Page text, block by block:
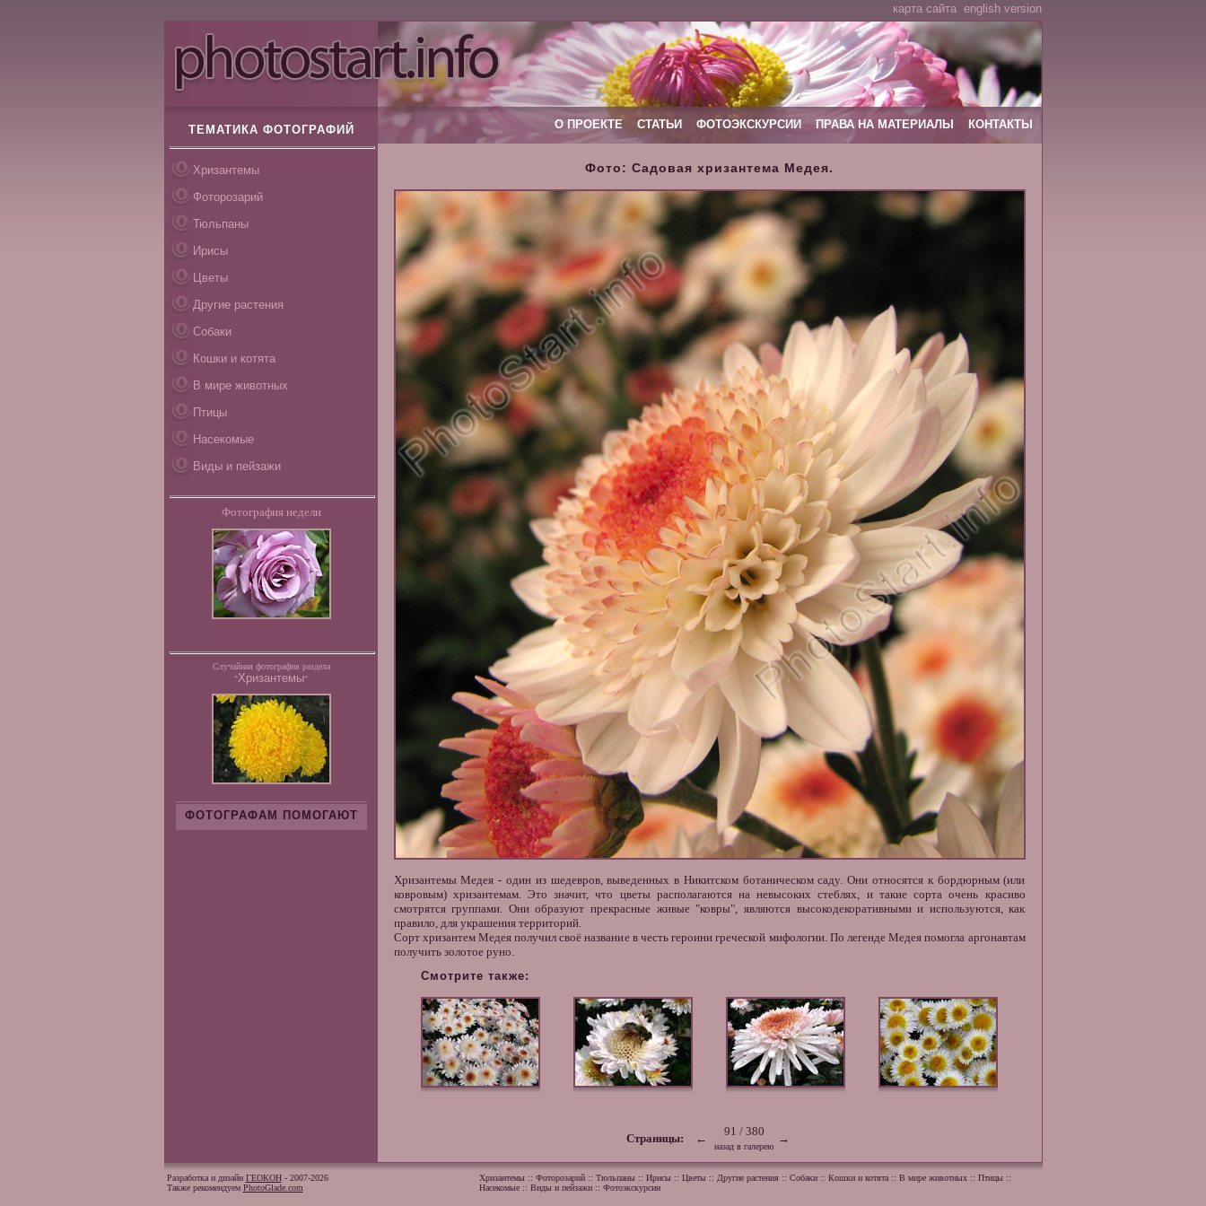
карта сайта english version
ТЕМАТИКА ФОТОГРАФИЙ
Хризантемы
Фоторозарий
Тюльпаны
Ирисы
Цветы
Другие растения
Собаки
Кошки и котята
В мире животных
Птицы
Насекомые
Виды и пейзажи
Фотография недели
Случайная фотография раздела
"Хризантемы"
ФОТОГРАФАМ ПОМОГАЮТ
О ПРОЕКТЕ СТАТЬИ ФОТОЭКСКУРСИИ ПРАВА НА МАТЕРИАЛЫ КОНТАКТЫ
Фото: Садовая хризантема Медея.
Хризантемы Медея - один из шедевров, выведенных в Никитском ботаническом саду. Они относятся к бордюрным (или
ковровым) хризантемам. Это значит, что цветы располагаются на невысоких стеблях, и такие сорта очень красиво
смотрятся группами. Они образуют прекрасные живые "ковры", являются высокодекоративными и используются, как
правило, для украшения территорий.
Сорт хризантем Медея получил своё название в честь героини греческой мифологии. По легенде Медея помогла аргонавтам
получить золотое руно.
Смотрите также:
Страницы: ←
91 / 380
назад в галерею
→
Разработка и дизайн ГЕОКОН- 2007-2026
Также рекомендуем PhotoGlade.com
Хризантемы:: Фоторозарий:: Тюльпаны:: Ирисы:: Цветы:: Другие растения :: Собаки:: Кошки и котята:: В мире животных:: Птицы::
Насекомые:: Виды и пейзажи:: Фотоэкскурсии